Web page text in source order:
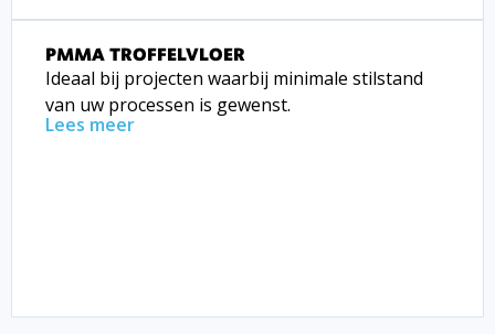
PMMA TROFFELVLOER
Ideaal bij projecten waarbij minimale stilstand
van uw processen is gewenst.
Lees meer